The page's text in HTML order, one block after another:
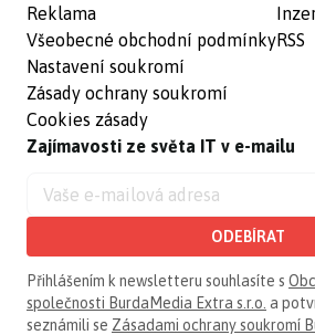
Reklama
Všeobecné obchodní podmínky
Nastavení soukromí
Zásady ochrany soukromí
Cookies zásady
RSS
Zajímavosti ze světa IT v e-mailu
ODEBÍRAT
Přihlášením k newsletteru souhlasíte s
společnosti BurdaMedia Extra s.r.o. a
seznámili se Zásadami ochrany soukromí